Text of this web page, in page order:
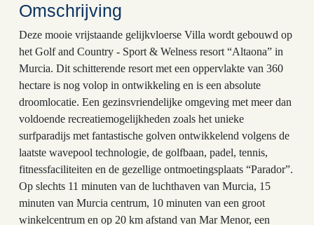
Omschrijving
Deze mooie vrijstaande gelijkvloerse Villa wordt gebouwd op
het Golf and Country - Sport & Welness resort “Altaona” in
Murcia. Dit schitterende resort met een oppervlakte van 360
hectare is nog volop in ontwikkeling en is een absolute
droomlocatie. Een gezinsvriendelijke omgeving met meer dan
voldoende recreatiemogelijkheden zoals het unieke
surfparadijs met fantastische golven ontwikkelend volgens de
laatste wavepool technologie, de golfbaan, padel, tennis,
fitnessfaciliteiten en de gezellige ontmoetingsplaats “Parador”.
Op slechts 11 minuten van de luchthaven van Murcia, 15
minuten van Murcia centrum, 10 minuten van een groot
winkelcentrum en op 20 km afstand van Mar Menor, een